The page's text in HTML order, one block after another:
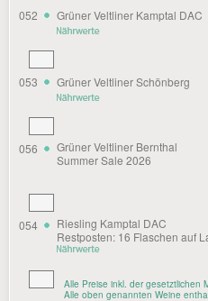
052 Grüner Veltliner Kamptal DAC
053 Grüner Veltliner Schönberg
056
Grüner Veltliner Bernthal
Summer Sale 2026
054
Riesling Kamptal DAC
Restposten: 16 Flaschen auf
Alle Preise inkl. der gesetztlichen
Alle oben genannten Weine